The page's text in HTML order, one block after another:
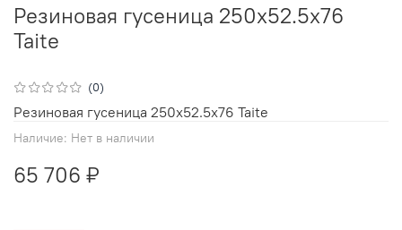
(0)
Наличие: Нет в наличии
Резиновая гусеница 250x52.5x76
Taite
65 706 ₽
Резиновая гусеница 250x52.5x76 Taite